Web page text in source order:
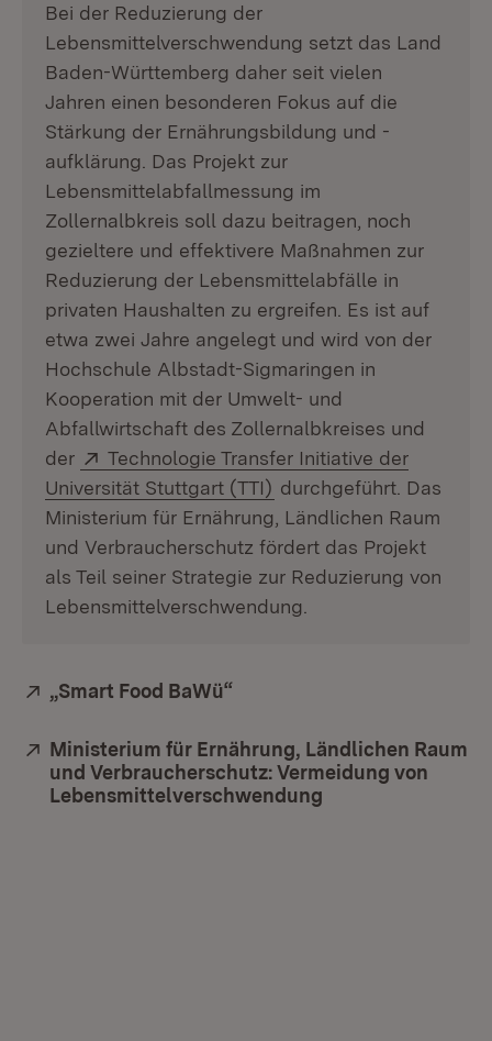
Bei der Reduzierung der
Lebensmittelverschwendung setzt das Land
Baden-Württemberg daher seit vielen
Jahren einen besonderen Fokus auf die
Stärkung der Ernährungsbildung und -
aufklärung. Das Projekt zur
Lebensmittelabfallmessung im
Zollernalbkreis soll dazu beitragen, noch
gezieltere und effektivere Maßnahmen zur
Reduzierung der Lebensmittelabfälle in
privaten Haushalten zu ergreifen. Es ist auf
etwa zwei Jahre angelegt und wird von der
Hochschule Albstadt-Sigmaringen in
Kooperation mit der Umwelt- und
Abfallwirtschaft des Zollernalbkreises und
der
Extern:
Technologie Transfer Initiative der
Universität Stuttgart (TTI) (Öffnet in neuem
durchgeführt. Das
Ministerium für Ernährung, Ländlichen Raum
und Verbraucherschutz fördert das Projekt
als Teil seiner Strategie zur Reduzierung von
Lebensmittelverschwendung.
Extern:
„Smart Food BaWü“
Extern:
Ministerium für Ernährung, Ländlichen Raum
und Verbraucherschutz: Vermeidung von
Lebensmittelverschwendung